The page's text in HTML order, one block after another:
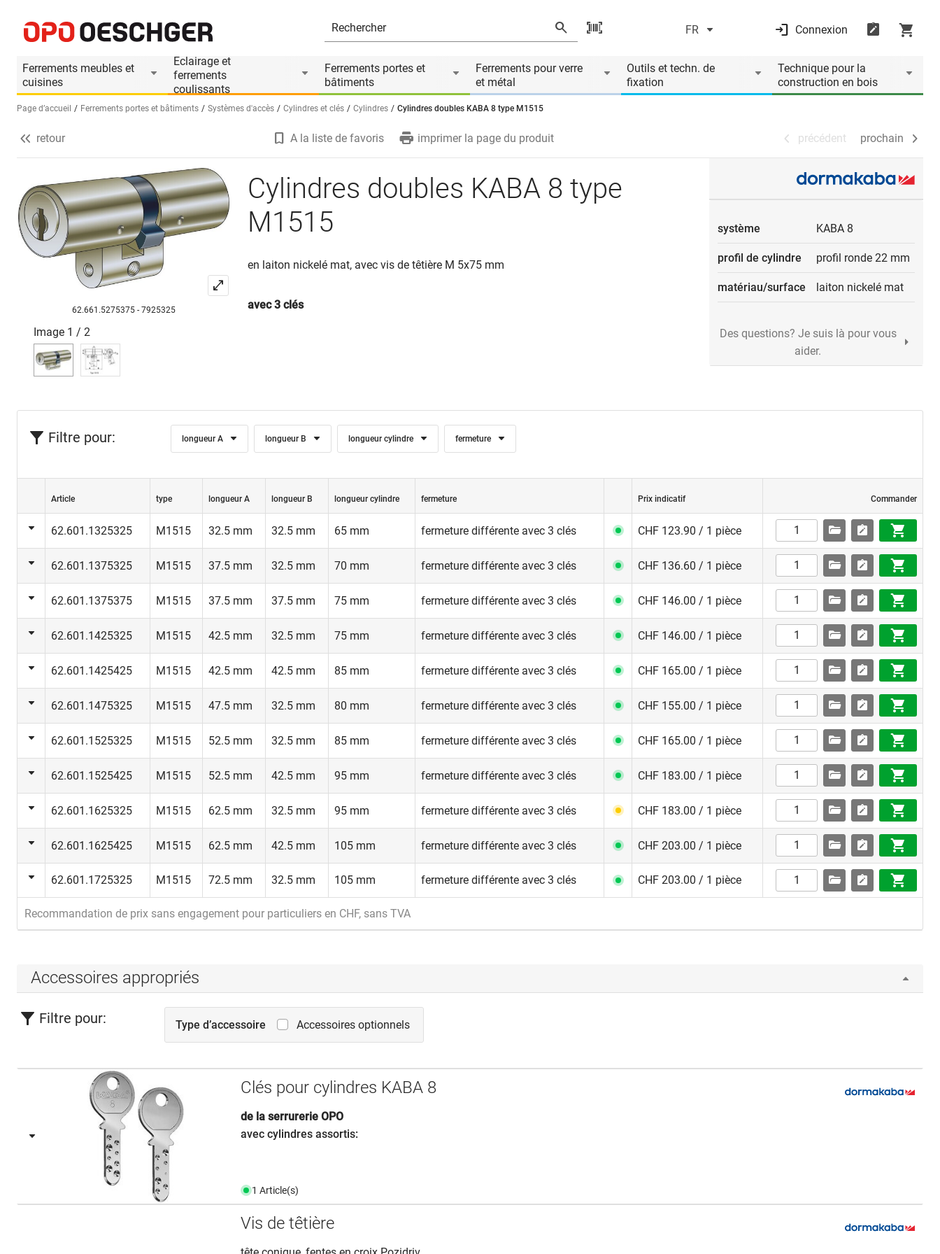
FR Connexion
Ferrements meubles et
cuisines
Eclairage et
ferrements
coulissants
Ferrements portes et
bâtiments
Ferrements pour verre
et métal
Outils et techn. de
fixation
Technique pour la
construction en bois
Sélectionnez une langue (FR)
Page d’accueil Ferrements portes et bâtiments Systèmes d'accès Cylindres et clés Cylindres Cylindres doubles KABA 8 type M1515
Informations produit
Accessoires appropriés précédent prochain
retour A la liste de favoris imprimer la page du produit précédent prochain
62.661.5275375 - 7925325
Image 1 / 2
Cylindres doubles KABA 8 type
M1515
en laiton nickelé mat, avec vis de têtière M 5x75 mm
avec 3 clés
système KABA 8
profil de cylindre profil ronde 22 mm
matériau/surface laiton nickelé mat
Des questions? Je suis là pour vous
aider.
Filtre pour: longueur A longueur B longueur cylindre fermeture
Article type longueur A longueur B longueur cylindre fermeture Prix indicatif Commander
62.601.1325325 M1515 32.5 mm 32.5 mm 65 mm fermeture différente avec 3 clés CHF 123.90 / 1 pièce
62.601.1375325 M1515 37.5 mm 32.5 mm 70 mm fermeture différente avec 3 clés CHF 136.60 / 1 pièce
62.601.1375375 M1515 37.5 mm 37.5 mm 75 mm fermeture différente avec 3 clés CHF 146.00 / 1 pièce
62.601.1425325 M1515 42.5 mm 32.5 mm 75 mm fermeture différente avec 3 clés CHF 146.00 / 1 pièce
62.601.1425425 M1515 42.5 mm 42.5 mm 85 mm fermeture différente avec 3 clés CHF 165.00 / 1 pièce
62.601.1475325 M1515 47.5 mm 32.5 mm 80 mm fermeture différente avec 3 clés CHF 155.00 / 1 pièce
62.601.1525325 M1515 52.5 mm 32.5 mm 85 mm fermeture différente avec 3 clés CHF 165.00 / 1 pièce
62.601.1525425 M1515 52.5 mm 42.5 mm 95 mm fermeture différente avec 3 clés CHF 183.00 / 1 pièce
62.601.1625325 M1515 62.5 mm 32.5 mm 95 mm fermeture différente avec 3 clés CHF 183.00 / 1 pièce
62.601.1625425 M1515 62.5 mm 42.5 mm 105 mm fermeture différente avec 3 clés CHF 203.00 / 1 pièce
62.601.1725325 M1515 72.5 mm 32.5 mm 105 mm fermeture différente avec 3 clés CHF 203.00 / 1 pièce
Recommandation de prix sans engagement pour particuliers en CHF, sans TVA
Accessoires appropriés
Filtre pour: Type d’accessoire Accessoires optionnels
Clés pour cylindres KABA 8
de la serrurerie OPO
avec cylindres assortis:
1 Article(s)
Vis de têtière